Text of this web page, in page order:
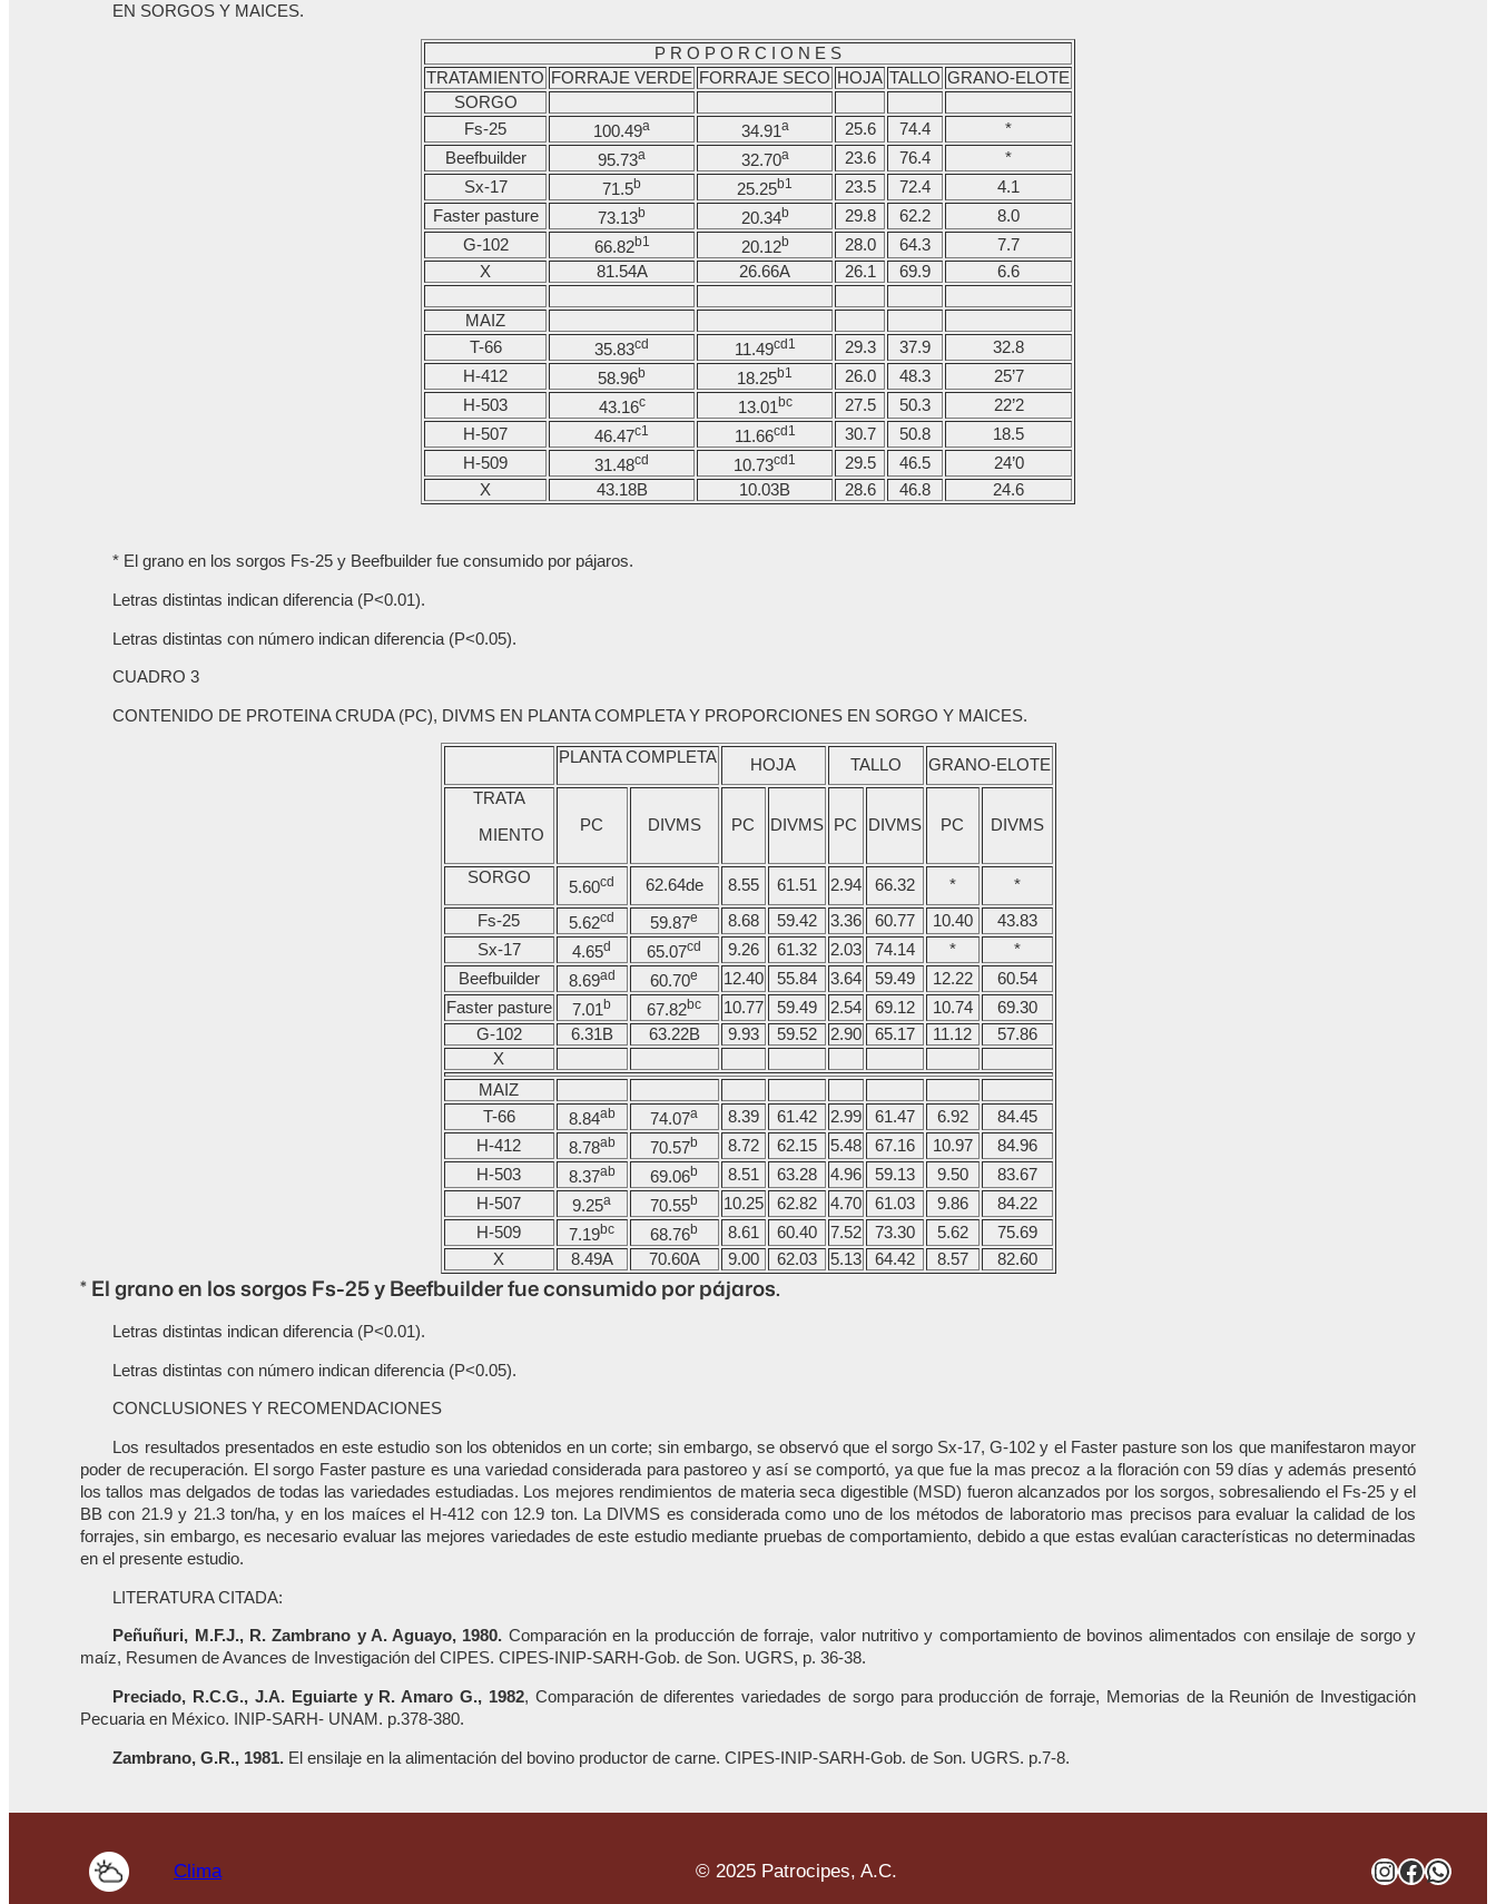
EN SORGOS Y MAICES.
P R O P O R C I O N E S
TRATAMIENTO FORRAJE VERDE FORRAJE SECO HOJA TALLO GRANO-ELOTE
SORGO
Fs-25
100.49a 34.91a 25.6 74.4
*
Beefbuilder
95.73a 32.70a 23.6 76.4
*
Sx-17
71.5b 25.25b1 23.5 72.4
4.1
Faster pasture
73.13b 20.34b 29.8 62.2
8.0
G-102
66.82b1 20.12b 28.0 64.3
7.7
X
81.54A 26.66A 26.1 69.9 6.6
MAIZ
T-66
35.83cd 11.49cd1 29.3 37.9
32.8
H-412
58.96b 18.25b1 26.0 48.3
25’7
H-503
43.16c 13.01bc 27.5 50.3
22’2
H-507
46.47c1 11.66cd1 30.7 50.8
18.5
H-509
31.48cd 10.73cd1 29.5 46.5
24’0
X
43.18B 10.03B 28.6 46.8 24.6
* El grano en los sorgos Fs-25 y Beefbuilder fue consumido por pájaros.
Letras distintas indican diferencia (P<0.01).
Letras distintas con número indican diferencia (P<0.05).
CUADRO 3
CONTENIDO DE PROTEINA CRUDA (PC), DIVMS EN PLANTA COMPLETA Y PROPORCIONES EN SORGO Y MAICES.
PLANTA COMPLETA HOJA TALLO
GRANO-ELOTE
TRATA
MIENTO
PC DIVMS PC DIVMS PC DIVMS PC DIVMS
SORGO
5.60cd 62.64de 8.55 61.51 2.94 66.32 *
*
Fs-25
5.62cd 59.87e 8.68 59.42 3.36 60.77 10.40
43.83
Sx-17
4.65d 65.07cd 9.26 61.32 2.03 74.14 *
*
Beefbuilder
8.69ad 60.70e 12.40 55.84 3.64 59.49 12.22
60.54
Faster pasture
7.01b 67.82bc 10.77 59.49 2.54 69.12 10.74
69.30
G-102
6.31B 63.22B 9.93 59.52 2.90 65.17 11.12
57.86
X
MAIZ
T-66
8.84ab 74.07a 8.39 61.42 2.99 61.47 6.92
84.45
H-412
8.78ab 70.57b 8.72 62.15 5.48 67.16 10.97
84.96
H-503
8.37ab 69.06b 8.51 63.28 4.96 59.13 9.50
83.67
H-507
9.25a 70.55b 10.25 62.82 4.70 61.03 9.86
84.22
H-509
7.19bc 68.76b 8.61 60.40 7.52 73.30 5.62
75.69
X
8.49A 70.60A 9.00 62.03 5.13 64.42 8.57 82.60
* El grano en los sorgos Fs-25 y Beefbuilder fue consumido por pájaros.
Letras distintas indican diferencia (P<0.01).
Letras distintas con número indican diferencia (P<0.05).
CONCLUSIONES Y RECOMENDACIONES
Los resultados presentados en este estudio son los obtenidos en un corte; sin embargo, se observó que el sorgo Sx-17, G-102 y el Faster pasture son los que manifestaron mayor
poder de recuperación. El sorgo Faster pasture es una variedad considerada para pastoreo y así se comportó, ya que fue la mas precoz a la floración con 59 días y además presentó
los tallos mas delgados de todas las variedades estudiadas. Los mejores rendimientos de materia seca digestible (MSD) fueron alcanzados por los sorgos, sobresaliendo el Fs-25 y el
BB con 21.9 y 21.3 ton/ha, y en los maíces el H-412 con 12.9 ton. La DIVMS es considerada como uno de los métodos de laboratorio mas precisos para evaluar la calidad de los
forrajes, sin embargo, es necesario evaluar las mejores variedades de este estudio mediante pruebas de comportamiento, debido a que estas evalúan características no determinadas
en el presente estudio.
LITERATURA CITADA:
Peñuñuri, M.F.J., R. Zambrano y A. Aguayo, 1980. Comparación en la producción de forraje, valor nutritivo y comportamiento de bovinos alimentados con ensilaje de sorgo y
maíz, Resumen de Avances de Investigación del CIPES. CIPES-INIP-SARH-Gob. de Son. UGRS, p. 36-38.
Preciado, R.C.G., J.A. Eguiarte y R. Amaro G., 1982, Comparación de diferentes variedades de sorgo para producción de forraje, Memorias de la Reunión de Investigación
Pecuaria en México. INIP-SARH- UNAM. p.378-380.
Zambrano, G.R., 1981. El ensilaje en la alimentación del bovino productor de carne. CIPES-INIP-SARH-Gob. de Son. UGRS. p.7-8.
Clima © 2025 Patrocipes, A.C.